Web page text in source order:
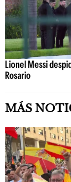
Lionel Messi
Rosario
MÁS